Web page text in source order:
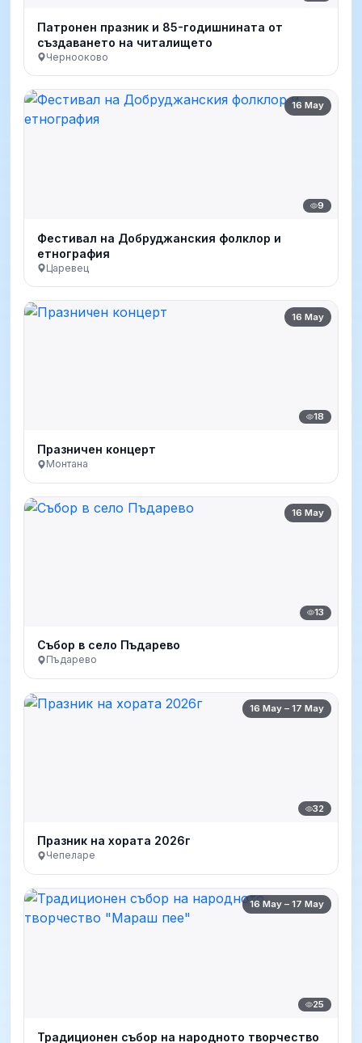
Патронен празник и 85-годишнината от
създаването на читалището
Чернооково
16 May
9
Фестивал на Добруджанския фолклор и
етнография
Царевец
16 May
18
Празничен концерт
Монтана
16 May
13
Събор в село Пъдарево
Пъдарево
16 May – 17 May
32
Празник на хората 2026г
Чепеларе
16 May – 17 May
25
Традиционен събор на народното творчество